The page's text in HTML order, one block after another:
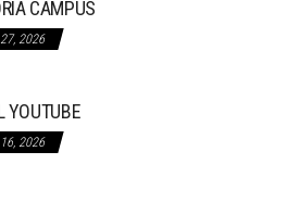
CAMPUS
2026
YOUTUBE
2026